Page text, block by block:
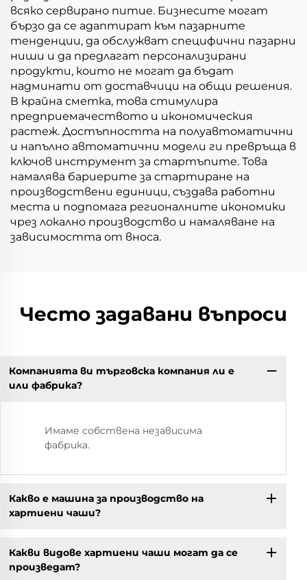
всяко сервирано питие. Бизнесите могат
бързо да се адаптират към пазарните
тенденции, да обслужват специфични пазарни
ниши и да предлагат персонализирани
продукти, които не могат да бъдат
надминати от доставчици на общи решения.
В крайна сметка, това стимулира
предприемачеството и икономическия
растеж. Достъпността на полуавтоматични
и напълно автоматични модели ги превръща в
ключов инструмент за стартъпите. Това
намалява бариерите за стартиране на
производствени единици, създава работни
места и подпомага регионалните икономики
чрез локално производство и намаляване на
зависимостта от вноса.
Често задавани въпроси
Компанията ви търговска компания ли е
или фабрика?
Имаме собствена независима
фабрика.
Какво е машина за производство на
хартиени чаши?
Какви видове хартиени чаши могат да се
произведат?